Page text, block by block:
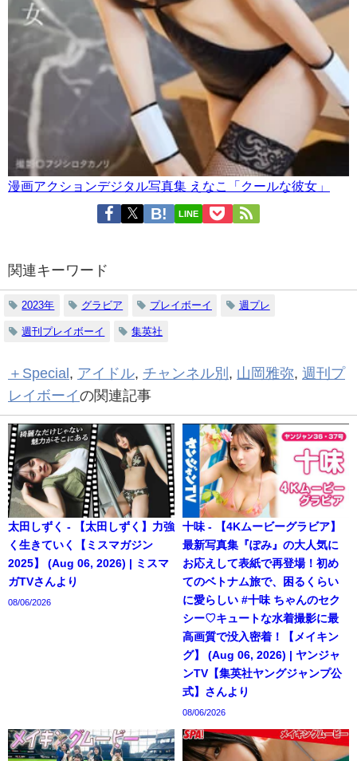
漫画アクションデジタル写真集 えなこ「クールな彼女」
LINE
関連キーワード
2023年 グラビア プレイボーイ 週プレ
週刊プレイボーイ 集英社
＋Special , アイドル, チャンネル別 , 山岡雅弥, 週刊プ
レイボーイの関連記事
太田しずく - 【太田しずく】力強
く生きていく【ミスマガジン
2025】 (Aug 06, 2026) | ミスマ
ガTVさんより
08/06/2026
十味 - 【4Kムービーグラビア】
最新写真集『ぽみ』の大人気に
お応えして表紙で再登場！初め
てのベトナム旅で、困るくらい
に愛らしい #十味 ちゃんのセク
シー♡キュートな水着撮影に最
高画質で没入密着！【メイキン
グ】 (Aug 06, 2026) | ヤンジャ
ンTV【集英社ヤングジャンプ公
式】さんより
08/06/2026